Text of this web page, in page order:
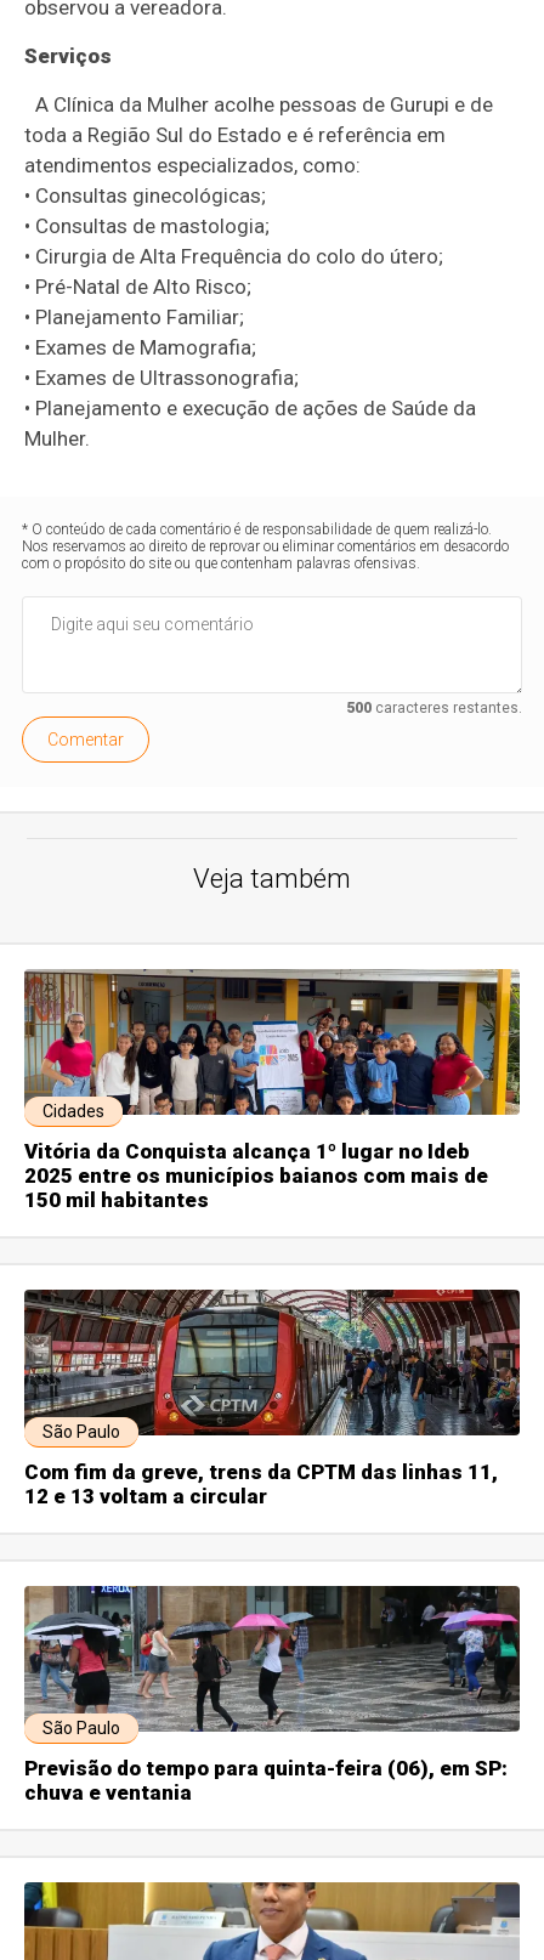
observou a vereadora.
Serviços
A Clínica da Mulher acolhe pessoas de Gurupi e de
toda a Região Sul do Estado e é referência em
atendimentos especializados, como:
• Consultas ginecológicas;
• Consultas de mastologia;
• Cirurgia de Alta Frequência do colo do útero;
• Pré-Natal de Alto Risco;
• Planejamento Familiar;
• Exames de Mamografia;
• Exames de Ultrassonografia;
• Planejamento e execução de ações de Saúde da
Mulher.
* O conteúdo de cada comentário é de responsabilidade de quem realizá-lo.
Nos reservamos ao direito de reprovar ou eliminar comentários em desacordo
com o propósito do site ou que contenham palavras ofensivas.
500caracteres restantes.
Comentar
Veja também
Cidades
Vitória da Conquista alcança 1º lugar no Ideb
2025 entre os municípios baianos com mais de
150 mil habitantes
São Paulo
Com fim da greve, trens da CPTM das linhas 11,
12 e 13 voltam a circular
São Paulo
Previsão do tempo para quinta-feira (06), em SP:
chuva e ventania